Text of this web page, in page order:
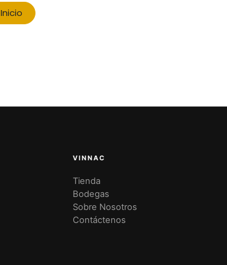
Inicio
VINNAC
Tienda
Bodegas
Sobre Nosotros
Contáctenos